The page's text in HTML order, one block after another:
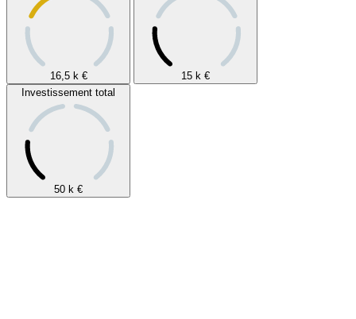
16,5 k € 15 k €
Investissement total
50 k €